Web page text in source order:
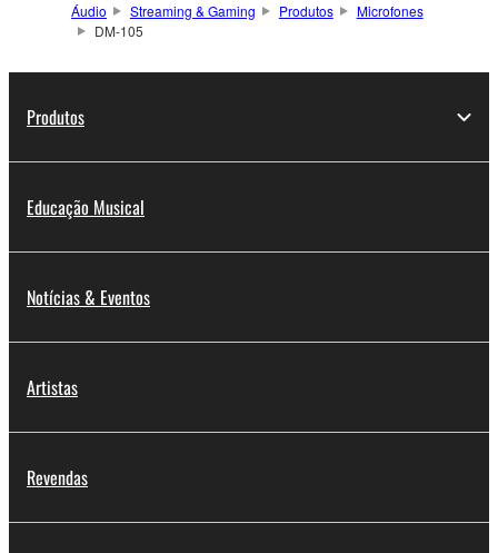
Áudio Streaming & Gaming Produtos
Microfones
DM-105
Produtos
Educação Musical
Notícias & Eventos
Artistas
Revendas